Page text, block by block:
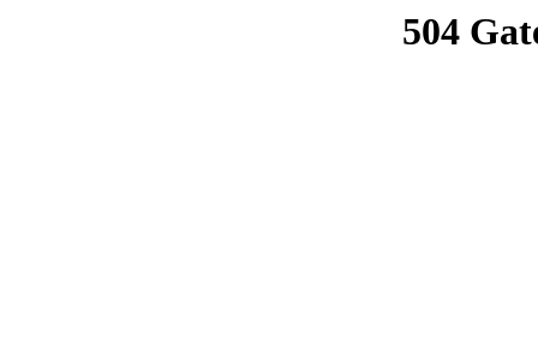
504